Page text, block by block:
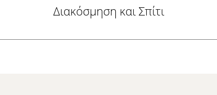
Διακόσμηση και Σπίτι